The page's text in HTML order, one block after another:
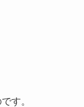
す。